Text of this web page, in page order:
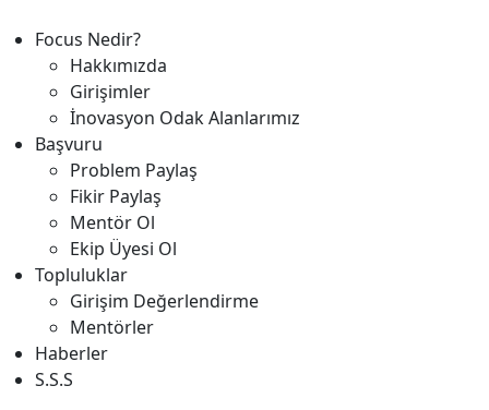
Focus Nedir?
Hakkımızda
Girişimler
İnovasyon Odak Alanlarımız
Başvuru
Problem Paylaş
Fikir Paylaş
Mentör Ol
Ekip Üyesi Ol
Topluluklar
Girişim Değerlendirme
Mentörler
Haberler
S.S.S